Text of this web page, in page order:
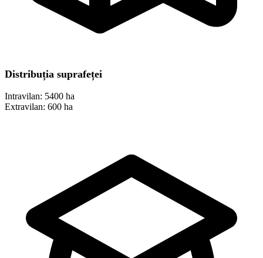
Distribuția suprafeței
Intravilan: 5400 ha
Extravilan: 600 ha